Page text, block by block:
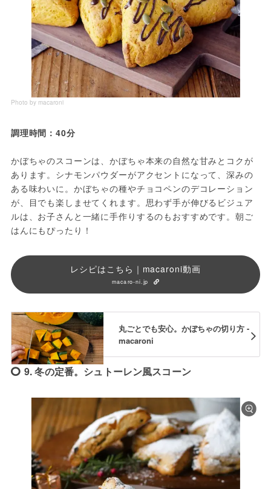
Photo by macaroni
調理時間：40分
かぼちゃのスコーンは、かぼちゃ本来の自然な甘みとコクが
あります。シナモンパウダーがアクセントになって、深みの
ある味わいに。かぼちゃの種やチョコペンのデコレーション
が、目でも楽しませてくれます。思わず手が伸びるビジュア
ルは、お子さんと一緒に手作りするのもおすすめです。朝ご
はんにもぴったり！
レシピはこちら｜macaroni動画
macaro-ni.jp
丸ごとでも安心。かぼちゃの切り方 -
macaroni
9. 冬の定番。シュトーレン風スコーン